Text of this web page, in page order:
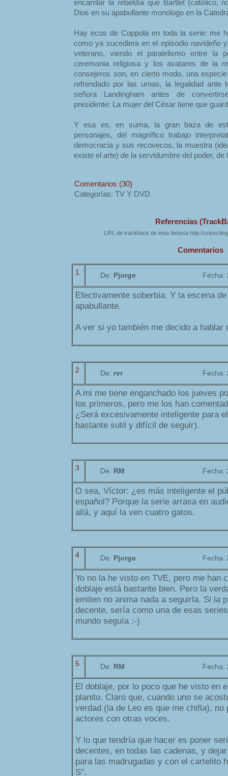
encarrilar la rebeldía que Bartlet (católico,
Dios en su apabullante monólogo en la
Hay ecos de Coppola en toda la serie: me
como ya sucediera en el episodio navideño
veterano, viendo el paralelismo entre la
ceremonia religiosa y los avatares de la
consejeros son, en cierto modo, una
refrendado por las urnas, la legalidad
señora Landingham antes de
presidente: La mujer del César tiene que
Y esa es, en suma, la gran baza de
personajes, del magnífico trabajo
democracia y sus recovecos, la muestra
existe el arte) de la servidumbre del poder, de
Comentarios (30)
Categorías: TV Y DVD
Referencias
URL de trackback de esta historia http://
Comentarios
1 De: Pjorge Fecha:
Efectivamente soberbia. Y la escena
apabullante.
A ver si yo también me decido a hablar
2 De: rvr Fecha:
A mi me tiene enganchado los jueves
los primeros, pero me los han
¿Será excesivamente inteligente para
bastante sutil y difícil de seguir).
3 De: RM Fecha:
O sea, Víctor: ¿es más inteligente el
español? Porque la serie arrasa en
allá, y aquí la ven cuatro gatos.
4 De: Pjorge Fecha:
Yo no la he visto en TVE, pero me han
doblaje está bastante bien. Pero la
emiten no anima nada a seguirla. Si la
decente, sería como una de esas
mundo seguía :-)
5 De: RM Fecha:
El doblaje, por lo poco que he visto en
planito. Claro que, cuando uno se
verdad (la de Leo es que me chifla), no
actores con otras voces.
Y lo que tendría que hacer es poner
decentes, en todas las cadenas, y
para las madrugadas y con el cartelito
S".